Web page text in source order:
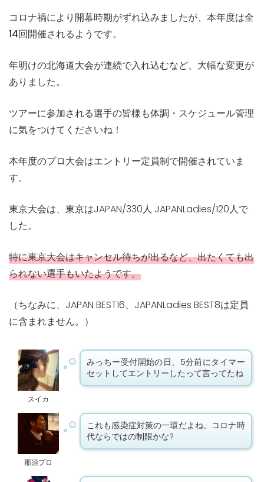
コロナ禍により開幕時期がずれ込みましたが、本年度は全
14回開催されるようです。
年明けの北海道大会が連続で入れ込むなど、大幅な変更が
ありました。
ツアーに参加される選手の皆様も体調・スケジュール管理
に気をつけてくださいね！
本年度のプロ大会はエントリー定員制で開催されていま
す。
東京大会は、東京はJAPAN/330人 JAPANLadies/120人で
した。
特に東京大会はキャンセル待ちが出るなど、出たくても出
られない選手もいたようです。
（ちなみに、JAPAN BEST16、JAPANLadies BEST8は定員
に含まれません。）
スイカ
みっちー受付開始の日、5分前にタイマー
セットしてエントリーしたって言ってたね
那須プロ
これも感染症対策の一環だよね。コロナ時
代ならではの制限かな?